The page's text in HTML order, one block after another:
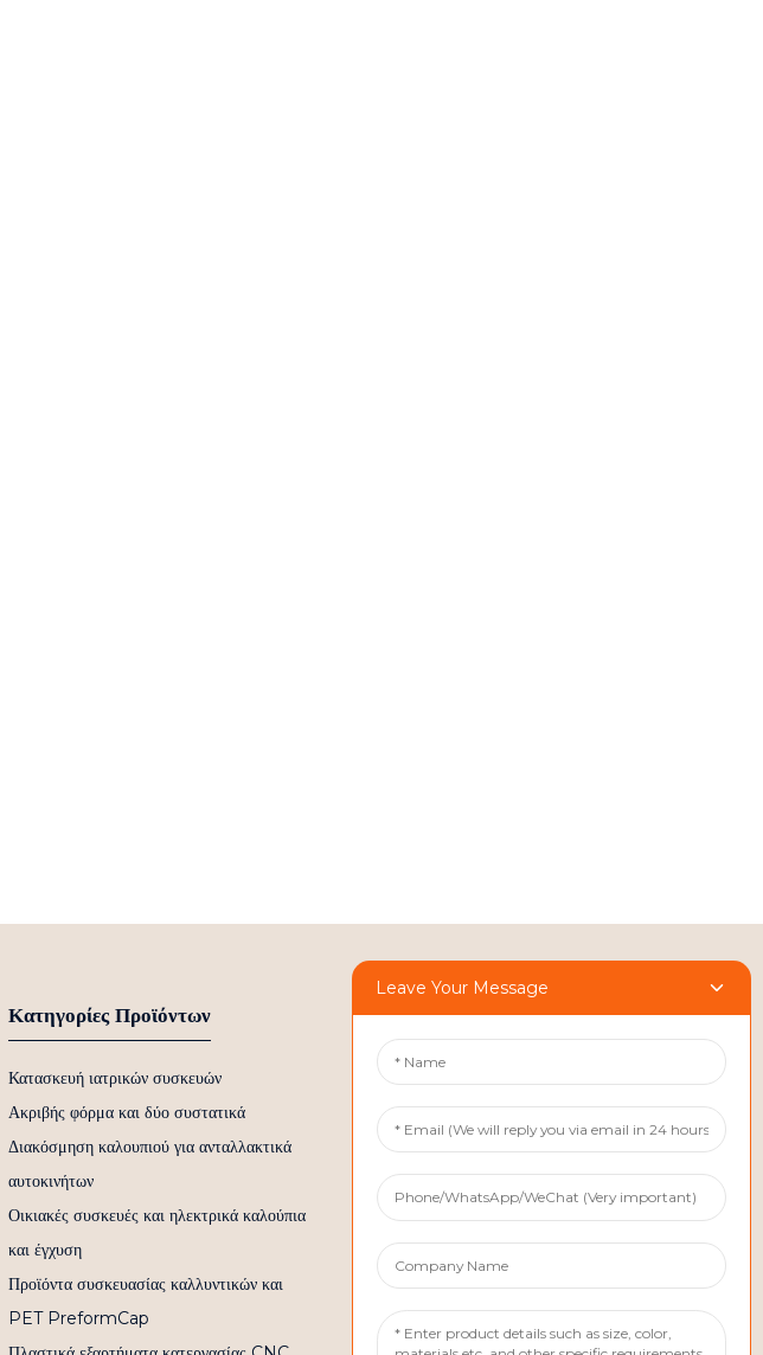
Κατηγορίες Προϊόντων
Κατασκευή ιατρικών συσκευών
Ακριβής φόρμα και δύο συστατικά
Διακόσμηση καλουπιού για ανταλλακτικά
αυτοκινήτων
Οικιακές συσκευές και ηλεκτρικά καλούπια
και έγχυση
Προϊόντα συσκευασίας καλλυντικών και
PET PreformCap
Επικοινωνήστε Μαζί Μας
Ηλεκτρονικό ταχυδρομείο:
info@ansixtech.com
Skype: Stephenhuang2010
WhatsApp: +86 13530645990
Διεύθυνση: Κτίριο F, Βιομηχανική Ζώνη
Guanlan Weiyecheng, Περιοχή
Longhua, Σενζέν, Κίνα
Leave Your Message